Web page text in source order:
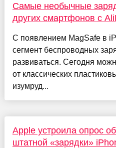
Самые необычные
других смартфонов с
С появлением MagSafe в
сегмент беспроводных
развиваться. Сегодня
от классических
изумруд...
Apple устроила опрос
штатной «зарядки»